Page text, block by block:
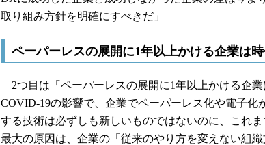
取り組み方針を明確にすべきだ」
ペーパーレスの展開に1年以上かける企業は
2つ目は「ペーパーレスの展開に1年以上かける企業
COVID-19の影響で、企業でペーパーレス化や電子化
する技術は必ずしも新しいものではないのに、これ
最大の原因は、企業の「従来のやり方を変えない組